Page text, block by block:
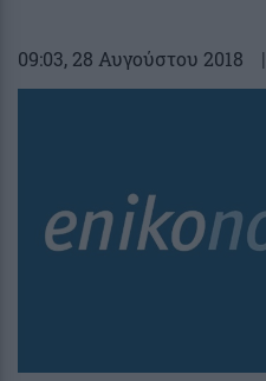
09:03, 28 Αυγούστου 2018